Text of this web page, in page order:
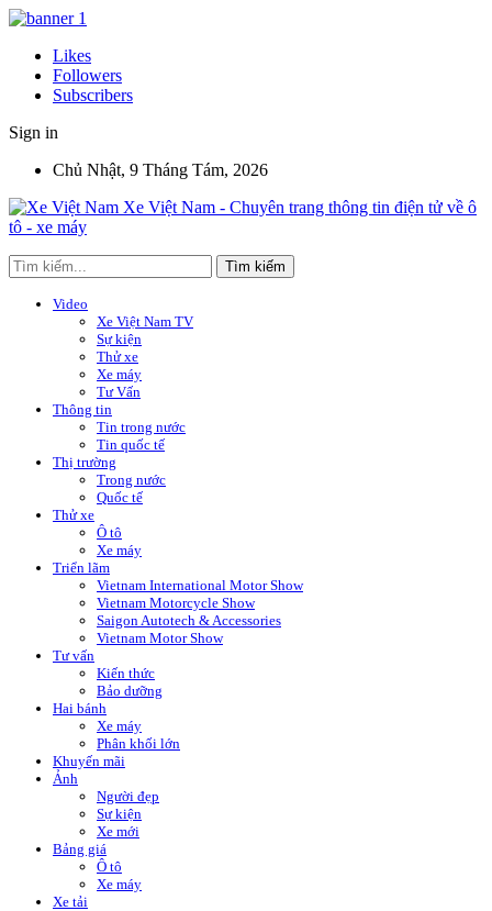
Likes
Followers
Subscribers
Sign in
Chủ Nhật, 9 Tháng Tám, 2026
Xe Việt Nam - Chuyên trang thông tin điện tử về ô
tô - xe máy
Video
Xe Việt Nam TV
Sự kiện
Thử xe
Xe máy
Tư Vấn
Thông tin
Tin trong nước
Tin quốc tế
Thị trường
Trong nước
Quốc tế
Thử xe
Ô tô
Xe máy
Triển lãm
Vietnam International Motor Show
Vietnam Motorcycle Show
Saigon Autotech & Accessories
Vietnam Motor Show
Tư vấn
Kiến thức
Bảo dưỡng
Hai bánh
Xe máy
Phân khối lớn
Khuyến mãi
Ảnh
Người đẹp
Sự kiện
Xe mới
Bảng giá
Ô tô
Xe máy
Xe tải